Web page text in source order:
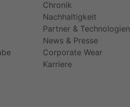
Chronik
Nachhaltigkeit
Partner & Technologien
News & Presse
Corporate Wear
Karriere